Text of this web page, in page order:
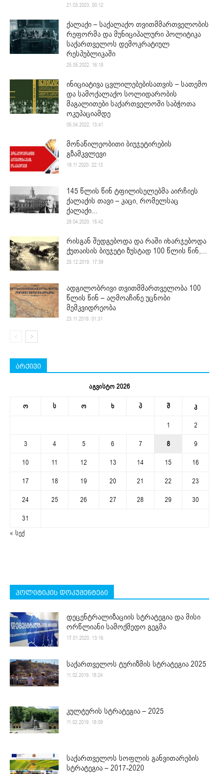
21.03.2023. 00:12
ქალაქი – საქალაქო თვითმმართველობის
რეფორმა და მუნიციპალური პოლიტიკა
საქართველოს დემოკრატიულ
რესპუბლიკაში
25.05.2022. 16:18
ინიციატივა ცვლილებებისათვის – სათემო
და სამოქალაქო სოლიდარობის
მაგალითები საქართველოში საბჭოთა
ოკუპაციამდე
05.04.2022. 13:41
მონაწილეობითი ბიუჯეტირების
გზამკვლევი
19.11.2020. 22:13
145 წლის წინ ტფილისელებმა აირჩიეს
ქალაქის თავი – კაცი, რომელსაც
ქალაქი...
28.04.2020. 15:42
რისგან შედგებოდა და რაში იხარჯებოდა
ქუთაისის ბიუჯეტი ზუსტად 100 წლის წინ,...
25.12.2019. 17:39
ადგილობრივი თვითმმართველობა 100
წლის წინ – აღმოაჩინე უცნობი
მემკვიდრეობა
23.11.2019. 01:31
არქივი
აგვისტო 2026
ო ს ო ხ პ შ კ
1
2
3
4 5 6 7 8
9
10
11 12 13 14 15
16
17
18 19 20 21 22
23
24
25 26 27 28 29
30
31
« სექ
პოლიტიკის დოკუმენტები
დეცენტრალიზაციის სტრატეგია და მისი
ორწლიანი სამოქმედო გეგმა
17.01.2020. 13:16
საქართველოს ტურიზმის სტრატეგია 2025
11.02.2019. 18:24
კულტურის სტრატეგია – 2025
11.02.2019. 18:09
საქართველოს სოფლის განვითარების
სტრატეგია – 2017-2020